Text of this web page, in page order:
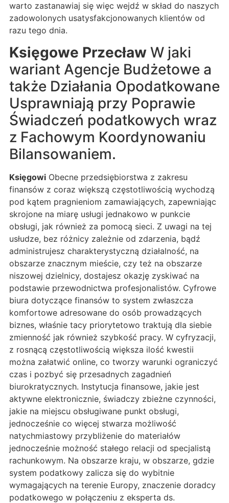
warto zastanawiaj się więc wejdź w skład do naszych
zadowolonych usatysfakcjonowanych klientów od
razu tego dnia.
Księgowe Przecław W jaki
wariant Agencje Budżetowe a
także Działania Opodatkowane
Usprawniają przy Poprawie
Świadczeń podatkowych wraz
z Fachowym Koordynowaniu
Bilansowaniem.
Księgowi Obecne przedsiębiorstwa z zakresu
finansów z coraz większą częstotliwością wychodzą
pod kątem pragnieniom zamawiających, zapewniając
skrojone na miarę usługi jednakowo w punkcie
obsługi, jak również za pomocą sieci. Z uwagi na tej
usłudze, bez różnicy zależnie od zdarzenia, bądź
administrujesz charakterystyczną działalność, na
obszarze znacznym mieście, czy też na obszarze
niszowej dzielnicy, dostajesz okazję zyskiwać na
podstawie przewodnictwa profesjonalistów. Cyfrowe
biura dotyczące finansów to system zwłaszcza
komfortowe adresowane do osób prowadzących
biznes, właśnie tacy priorytetowo traktują dla siebie
zmienność jak również szybkość pracy. W cyfryzacji,
z rosnącą częstotliwością większa ilość kwestii
można załatwić online, co tworzy warunki ograniczyć
czas i pozbyć się przesadnych zagadnień
biurokratycznych. Instytucja finansowe, jakie jest
aktywne elektronicznie, świadczy zbieżne czynności,
jakie na miejscu obsługiwane punkt obsługi,
jednocześnie co więcej stwarza możliwość
natychmiastowy przybliżenie do materiałów
jednocześnie możność stałego relacji od specjalistą
rachunkowym. Na obszarze kraju, w obszarze, gdzie
system podatkowy zalicza się do wybitnie
wymagających na terenie Europy, znaczenie doradcy
podatkowego w połączeniu z eksperta ds.